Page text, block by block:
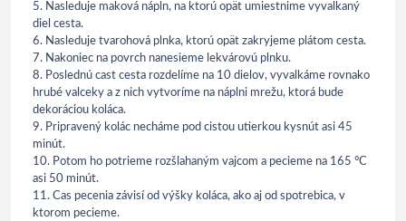
5. Nasleduje maková nápln, na ktorú opät umiestnime vyvalkaný
diel cesta.
6. Nasleduje tvarohová plnka, ktorú opät zakryjeme plátom cesta.
7. Nakoniec na povrch nanesieme lekvárovú plnku.
8. Poslednú cast cesta rozdelíme na 10 dielov, vyvalkáme rovnako
hrubé valceky a z nich vytvoríme na náplni mrežu, ktorá bude
dekoráciou koláca.
9. Pripravený kolác necháme pod cistou utierkou kysnút asi 45
minút.
10. Potom ho potrieme rozšlahaným vajcom a pecieme na 165 °C
asi 50 minút.
11. Cas pecenia závisí od výšky koláca, ako aj od spotrebica, v
ktorom pecieme.